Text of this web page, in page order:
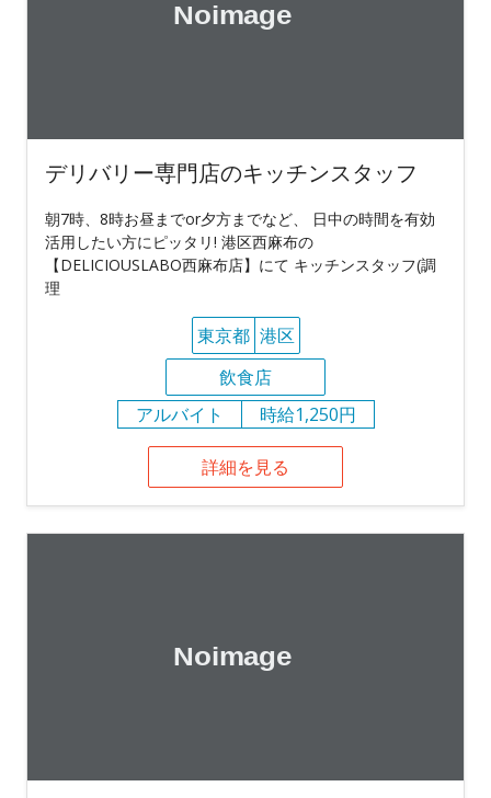
デリバリー専門店のキッチンスタッフ
朝7時、8時お昼までor夕方までなど、 日中の時間を有効
活用したい方にピッタリ! 港区西麻布の
【DELICIOUSLABO西麻布店】にて キッチンスタッフ(調
理
東京都 港区
飲食店
アルバイト
時給1,250円
詳細を見る